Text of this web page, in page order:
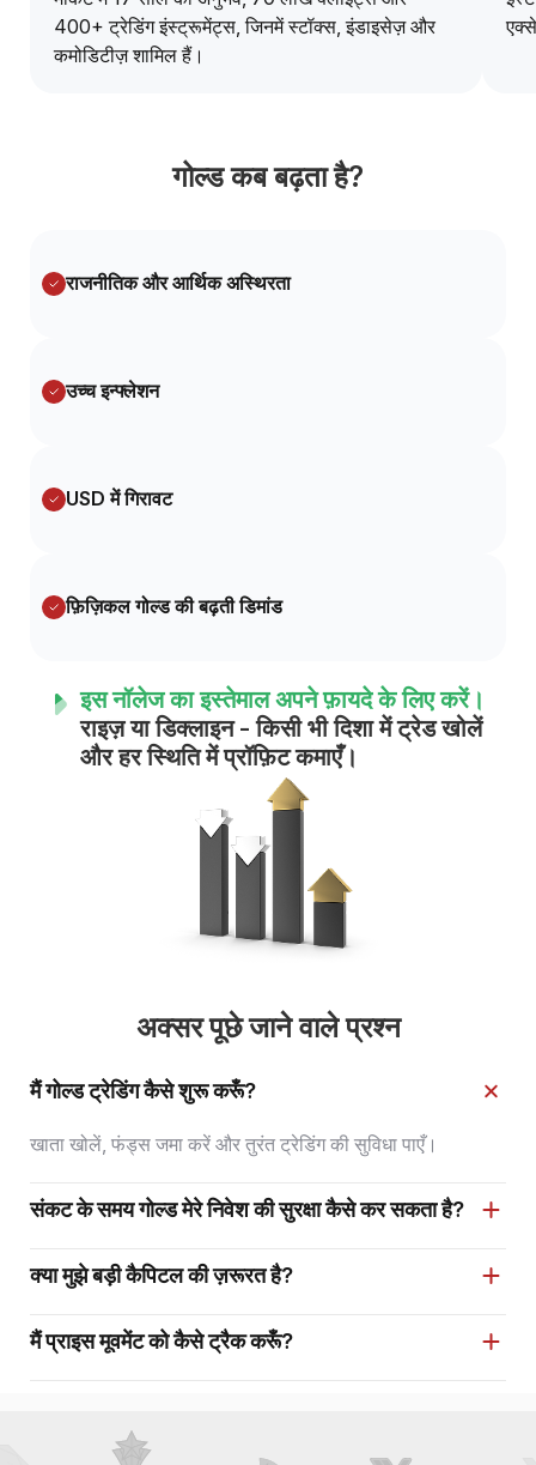
400+ ट्रेडिंग इंस्ट्रूमेंट्स, जिनमें स्टॉक्स, इंडाइसेज़ और
कमोडिटीज़ शामिल हैं।
गोल्ड कब बढ़ता है?
राजनीतिक और आर्थिक अस्थिरता
उच्च इन्फ्लेशन
USD में गिरावट
फ़िज़िकल गोल्ड की बढ़ती डिमांड
इस नॉलेज का इस्तेमाल अपने फ़ायदे के लिए करें।
राइज़ या डिक्लाइन - किसी भी दिशा में ट्रेड खोलें
और हर स्थिति में प्रॉफ़िट कमाएँ।
अक्सर पूछे जाने वाले प्रश्न
मैं गोल्ड ट्रेडिंग कैसे शुरू करूँ?
खाता खोलें, फंड्स जमा करें और तुरंत ट्रेडिंग की सुविधा पाएँ।
संकट के समय गोल्ड मेरे निवेश की सुरक्षा कैसे कर सकता है?
क्या मुझे बड़ी कैपिटल की ज़रूरत है?
मैं प्राइस मूवमेंट को कैसे ट्रैक करूँ?